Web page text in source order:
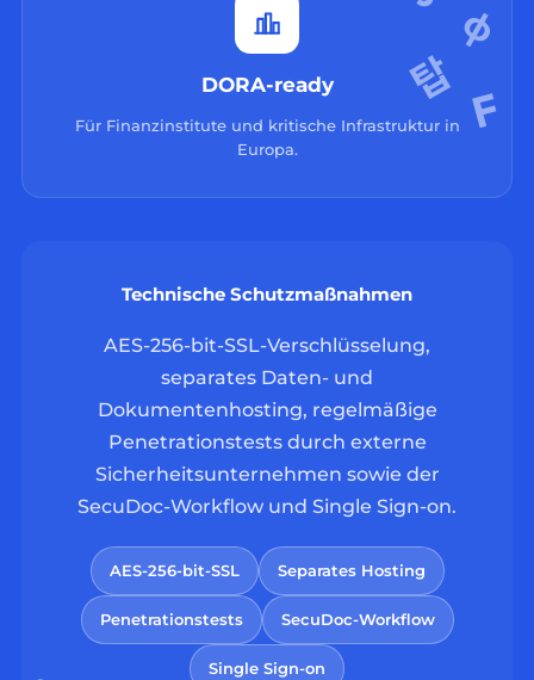
DORA-ready
Für Finanzinstitute und kritische Infrastruktur in
Europa.
Technische Schutzmaßnahmen
AES-256-bit-SSL-Verschlüsselung,
separates Daten- und
Dokumentenhosting, regelmäßige
Penetrationstests durch externe
Sicherheitsunternehmen sowie der
SecuDoc-Workflow und Single Sign-on.
AES-256-bit-SSL Separates Hosting
Penetrationstests SecuDoc-Workflow
Single Sign-on